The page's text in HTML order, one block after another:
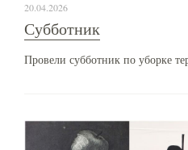
20.04.2026
Субботник
Провели субботник по уборке